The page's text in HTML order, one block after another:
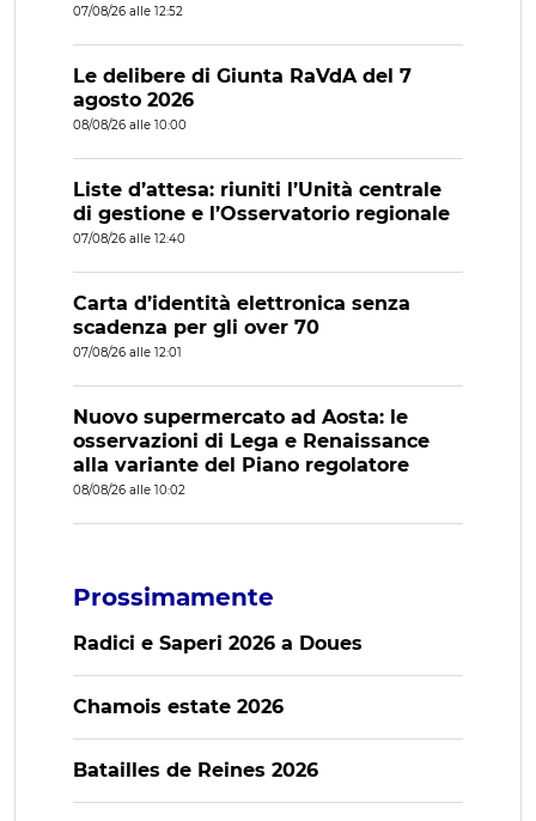
07/08/26 alle 12:52
Le delibere di Giunta RaVdA del 7
agosto 2026
08/08/26 alle 10:00
Liste d’attesa: riuniti l’Unità centrale
di gestione e l’Osservatorio regionale
07/08/26 alle 12:40
Carta d’identità elettronica senza
scadenza per gli over 70
07/08/26 alle 12:01
Nuovo supermercato ad Aosta: le
osservazioni di Lega e Renaissance
alla variante del Piano regolatore
08/08/26 alle 10:02
Prossimamente
Radici e Saperi 2026 a Doues
Chamois estate 2026
Batailles de Reines 2026